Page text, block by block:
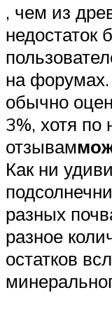
, чем из
недостаток
на форумах.
обычно
3%, хотя по
отзывам
Как ни
разных
разное
остатков